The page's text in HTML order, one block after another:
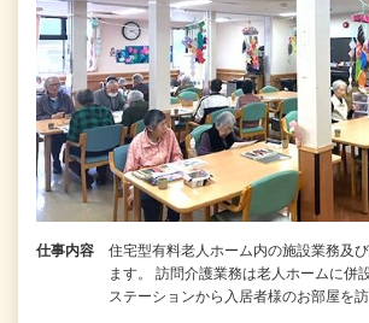
仕事内容
住宅型有料老人ホーム内の施設業務及
ます。 訪問介護業務は老人ホームに併
ステーションから入居者様のお部屋を